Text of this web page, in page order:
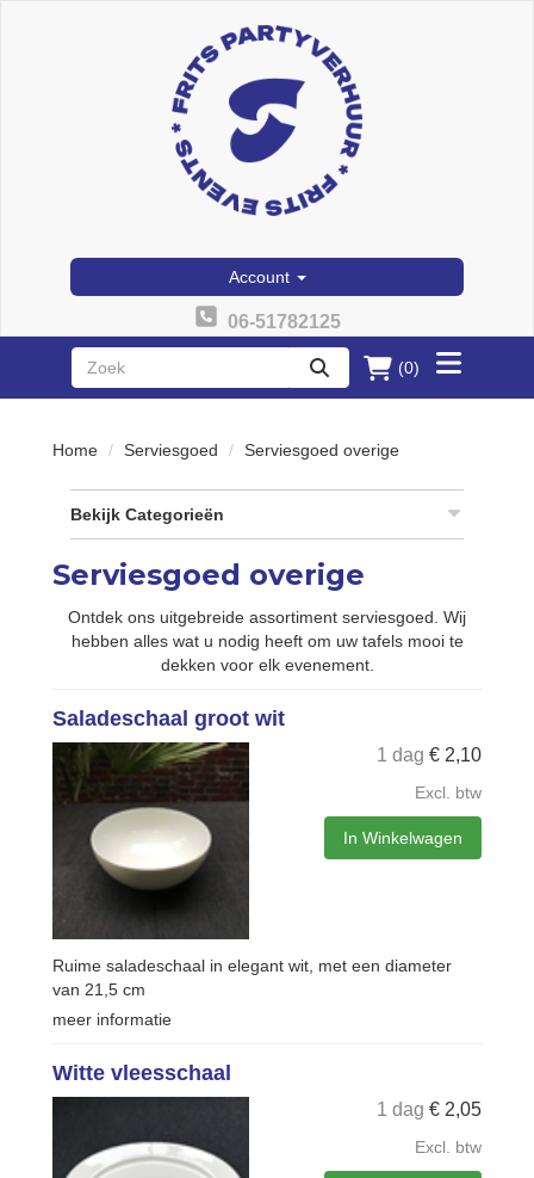
Account
06-51782125
zoeken
(0)
Toggle
menu
Home Serviesgoed Serviesgoed overige
Bekijk Categorieën
Serviesgoed overige
Ontdek ons uitgebreide assortiment serviesgoed. Wij
hebben alles wat u nodig heeft om uw tafels mooi te
dekken voor elk evenement.
Saladeschaal groot wit
1 dag € 2,10
Excl. btw
In Winkelwagen
Ruime saladeschaal in elegant wit, met een diameter
van 21,5 cm
meer informatie
Witte vleesschaal
1 dag € 2,05
Excl. btw